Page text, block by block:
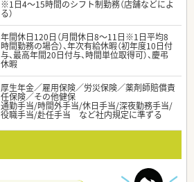
※1日4～15時間のシフト制勤務（店舗などによ
る）
年間休日120日（月間休日8～11日※1日平均8
時間勤務の場合）、年次有給休暇（初年度10日付
与、最高年間20日付与、時間単位取得可）、慶弔
休暇
厚生年金／雇用保険／労災保険／薬剤師賠償責
任保険／その他健保
通勤手当/時間外手当/休日手当/深夜勤務手当/
役職手当/赴任手当 など社内規定に準ずる